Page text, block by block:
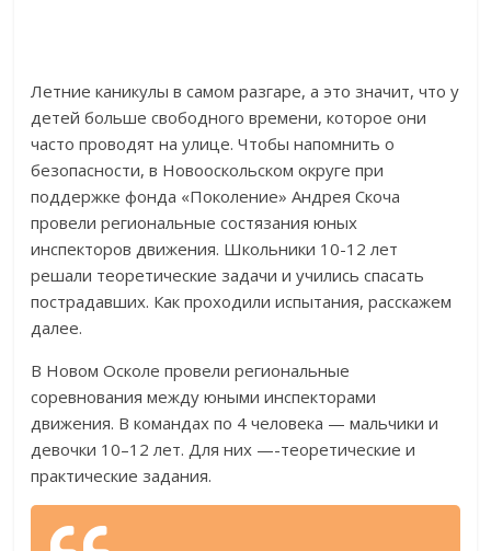
Летние каникулы в самом разгаре, а это значит, что у
детей больше свободного времени, которое они
часто проводят на улице. Чтобы напомнить о
безопасности, в Новооскольском округе при
поддержке фонда «Поколение» Андрея Скоча
провели региональные состязания юных
инспекторов движения. Школьники 10-12 лет
решали теоретические задачи и учились спасать
пострадавших. Как проходили испытания, расскажем
далее.
В Новом Осколе провели региональные
соревнования между юными инспекторами
движения. В командах по 4 человека — мальчики и
девочки 10–12 лет. Для них —-теоретические и
практические задания.